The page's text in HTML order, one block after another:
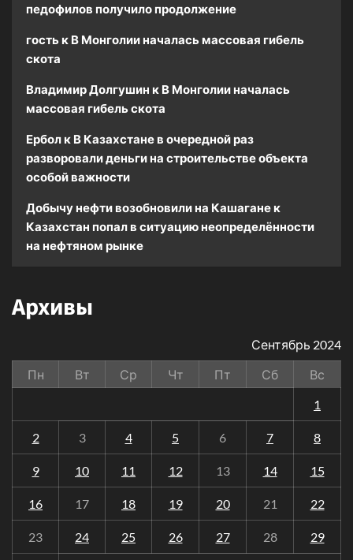
педофилов получило продолжение
гость к В Монголии началась массовая гибель
скота
Владимир Долгушин к В Монголии началась
массовая гибель скота
Ербол к В Казахстане в очередной раз
разворовали деньги на строительстве объекта
особой важности
Добычу нефти возобновили на Кашагане к
Казахстан попал в ситуацию неопределённости
на нефтяном рынке
Архивы
Сентябрь 2024
Пн
Вт Ср Чт Пт Сб
Вс
1
2 3 4 5 6 7 8
9 10 11 12 13 14 15
16 17 18 19 20 21 22
23 24 25 26 27 28 29